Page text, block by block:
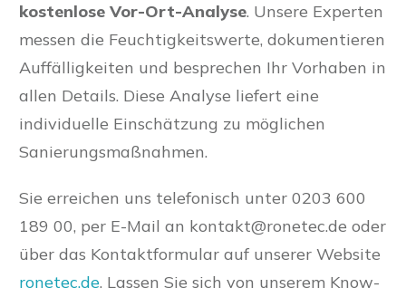
kostenlose Vor-Ort-Analyse. Unsere Experten
messen die Feuchtigkeitswerte, dokumentieren
Auffälligkeiten und besprechen Ihr Vorhaben in
allen Details. Diese Analyse liefert eine
individuelle Einschätzung zu möglichen
Sanierungsmaßnahmen.
Sie erreichen uns telefonisch unter 0203 600
189 00, per E-Mail an kontakt@ronetec.de oder
über das Kontaktformular auf unserer Website
ronetec.de. Lassen Sie sich von unserem Know-